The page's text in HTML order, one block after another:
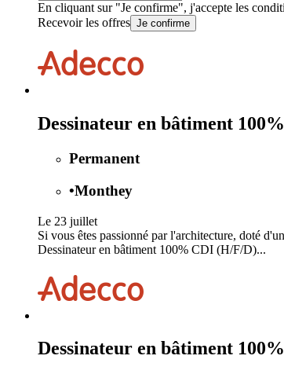
En cliquant sur "Je confirme", j'accepte les
Recevoir les offres Je confirme
Dessinateur en bâtiment
Permanent
•Monthey
Le 23 juillet
Si vous êtes passionné par l'architecture, doté
Dessinateur en bâtiment 100% CDI (H/F/D)...
Dessinateur en bâtiment